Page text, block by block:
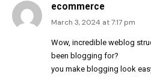
ecommerce
March 3, 2024 at 7:17 pm
Wow, incredible weblog
been blogging for?
you make blogging look